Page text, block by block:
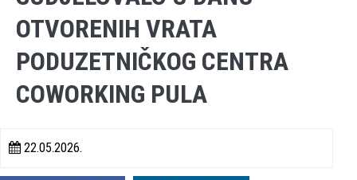
OTVORENIH VRATA
PODUZETNIČKOG CENTRA
COWORKING PULA
22.05.2026.